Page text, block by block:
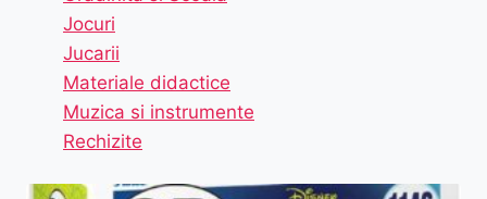
Jocuri
Jucarii
Materiale didactice
Muzica si instrumente
Rechizite